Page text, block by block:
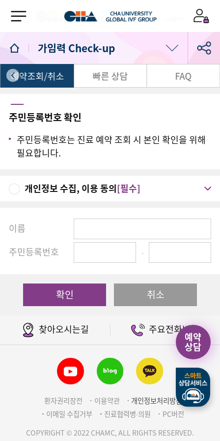
가임력 Check-up
가임력 Check-up
소셜 바이오 뱅킹
예약조회/취소 빠른 상담 FAQ
주민등록번호 확인
주민등록번호는 진료 예약 조회 시 본인 확인을 위해
필요합니다.
개인정보 수집, 이용 동의[필수]
이름
주민등록번호
-
확인 취소
예약
상담
찾아오시는길 주요전화번호
환자권리장전 이용약관
개인정보처리방침
이메일 수집거부
진료협력병∙의원
PC버전
COPYRIGHT © 2022 CHAMC, ALL RIGHTS RESERVED.